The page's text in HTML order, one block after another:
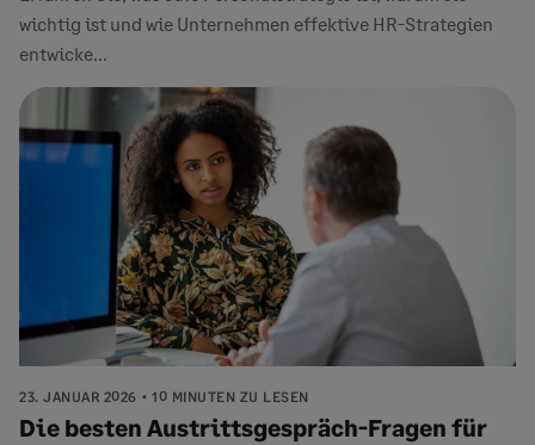
wichtig ist und wie Unternehmen effektive HR-Strategien
entwicke...
23. JANUAR 2026 10 MINUTEN ZU LESEN
Die besten Austrittsgespräch-Fragen für